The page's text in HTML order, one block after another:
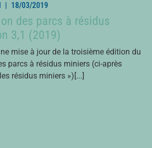
| 18/03/2019
des parcs à résidus
3,1 (2019)
mise à jour de la troisième édition du
parcs à résidus miniers (ci-après
résidus miniers »)[...]